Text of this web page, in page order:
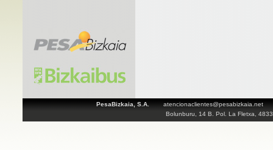
PesaBizkaia, S.A.
atencionaclientes@pesabizkaia.net
Bolunburu, 14 B. Pol. La Fletxa,